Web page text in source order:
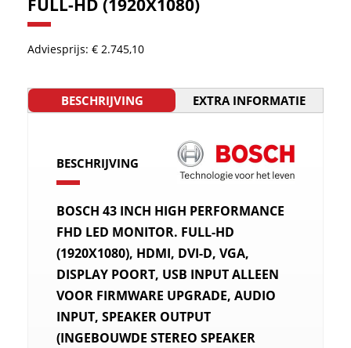
FULL-HD (1920X1080)
Adviesprijs: € 2.745,10
BESCHRIJVING EXTRA INFORMATIE
BESCHRIJVING
BOSCH 43 INCH HIGH PERFORMANCE
FHD LED MONITOR. FULL-HD
(1920X1080), HDMI, DVI-D, VGA,
DISPLAY POORT, USB INPUT ALLEEN
VOOR FIRMWARE UPGRADE, AUDIO
INPUT, SPEAKER OUTPUT
(INGEBOUWDE STEREO SPEAKER